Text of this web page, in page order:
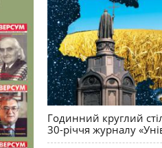
Годинний круглий
30-річчя журналу